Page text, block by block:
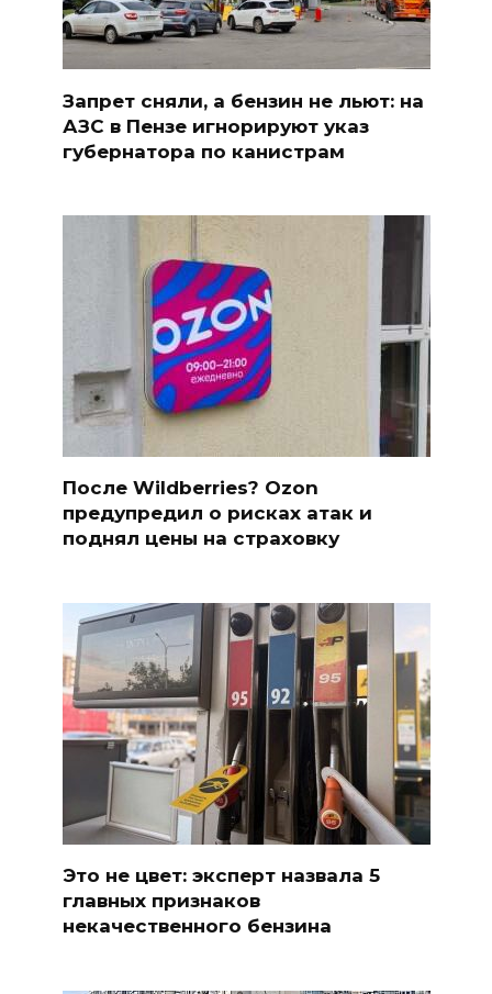
Запрет сняли, а бензин не льют: на
АЗС в Пензе игнорируют указ
губернатора по канистрам
После Wildberries? Ozon
предупредил о рисках атак и
поднял цены на страховку
Это не цвет: эксперт назвала 5
главных признаков
некачественного бензина